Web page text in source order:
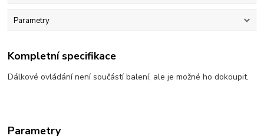
Parametry
Kompletní specifikace
Dálkové ovládání není součástí balení, ale je možné ho dokoupit.
Parametry